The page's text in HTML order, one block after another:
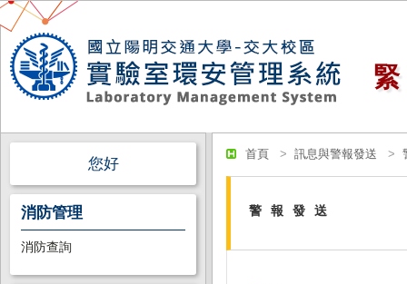
您好
消防管理
消防查詢
首頁 訊息與警報發送
警報發送